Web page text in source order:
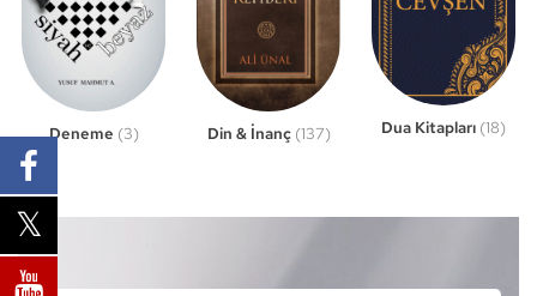
Deneme (3) Din & İnanç (137) Dua Kitapları (18)